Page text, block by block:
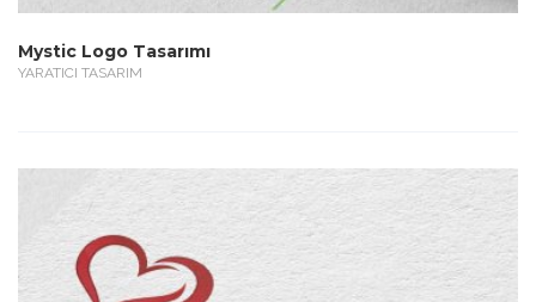
Mystic Logo Tasarımı
YARATICI TASARIM